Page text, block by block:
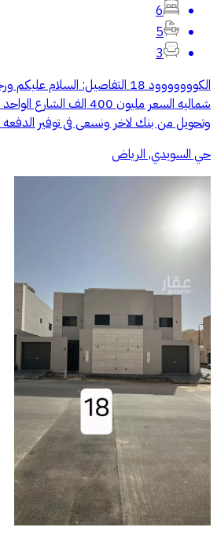
6
5
3
وتحويل من بنك لاخر ونسعى فى توفير الدفعه
حي السويدي, الرياض